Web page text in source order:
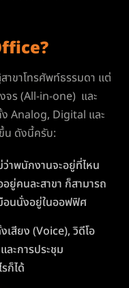
าขาโทรศัพท์ธรรมดา แต่
จร (All-in-one) และ
Analog, Digital และ
น ดังนี้ครับ:
ว่าพนักงานจะอยู่ที่ไหน
ยู่คนละสาขา ก็สามารถ
อนนั่งอยู่ในออฟฟิศ
เสียง (Voice), วิดีโอ
ะการประชุม
ก็ได้